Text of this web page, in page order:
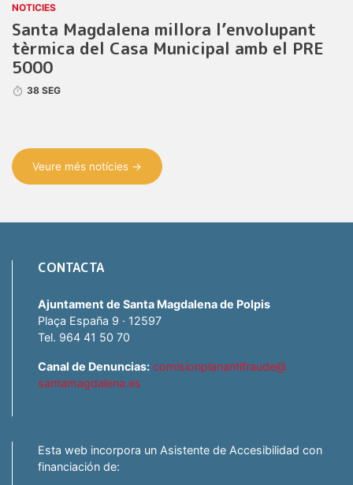
NOTICIES
Santa Magdalena millora l’envolupant
tèrmica del Casa Municipal amb el PRE
5000
38 SEG
Veure més notícies →
CONTACTA
Ajuntament de Santa Magdalena de Polpis
Plaça España 9 · 12597
Tel. 964 41 50 70
Canal de Denuncias: comisionplanantifraude@
santamagdalena.es
Esta web incorpora un Asistente de Accesibilidad con
financiación de: